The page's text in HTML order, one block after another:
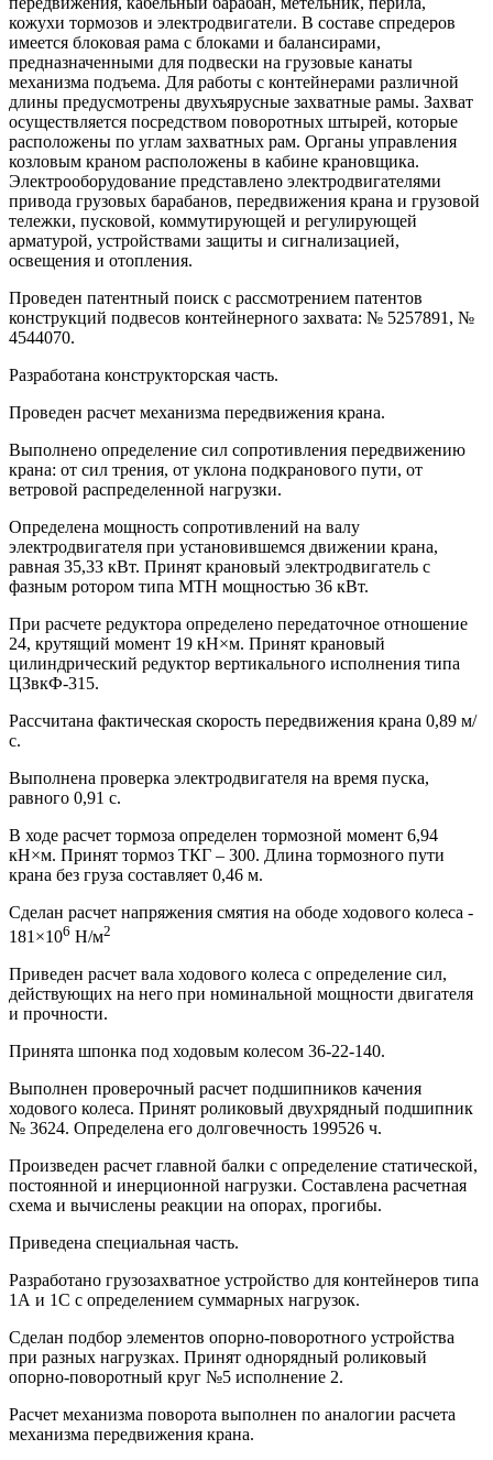
кожухи тормозов и электродвигатели. В составе спредеров
имеется блоковая рама с блоками и балансирами,
предназначенными для подвески на грузовые канаты
механизма подъема. Для работы с контейнерами различной
длины предусмотрены двухъярусные захватные рамы. Захват
осуществляется посредством поворотных штырей, которые
расположены по углам захватных рам. Органы управления
козловым краном расположены в кабине крановщика.
Электрооборудование представлено электродвигателями
привода грузовых барабанов, передвижения крана и грузовой
тележки, пусковой, коммутирующей и регулирующей
арматурой, устройствами защиты и сигнализацией,
освещения и отопления.
Проведен патентный поиск с рассмотрением патентов
конструкций подвесов контейнерного захвата: № 5257891, №
4544070.
Разработана конструкторская часть.
Проведен расчет механизма передвижения крана.
Выполнено определение сил сопротивления передвижению
крана: от сил трения, от уклона подкранового пути, от
ветровой распределенной нагрузки.
Определена мощность сопротивлений на валу
электродвигателя при установившемся движении крана,
равная 35,33 кВт. Принят крановый электродвигатель с
фазным ротором типа МТН мощностью 36 кВт.
При расчете редуктора определено передаточное отношение
24, крутящий момент 19 кН×м. Принят крановый
цилиндрический редуктор вертикального исполнения типа
ЦЗвкФ-315.
Рассчитана фактическая скорость передвижения крана 0,89 м/
с.
Выполнена проверка электродвигателя на время пуска,
равного 0,91 с.
В ходе расчет тормоза определен тормозной момент 6,94
кН×м. Принят тормоз ТКГ – 300. Длина тормозного пути
крана без груза составляет 0,46 м.
Сделан расчет напряжения смятия на ободе ходового колеса -
181×106 Н/м2
Приведен расчет вала ходового колеса с определение сил,
действующих на него при номинальной мощности двигателя
и прочности.
Принята шпонка под ходовым колесом 36-22-140.
Выполнен проверочный расчет подшипников качения
ходового колеса. Принят роликовый двухрядный подшипник
№ 3624. Определена его долговечность 199526 ч.
Произведен расчет главной балки с определение статической,
постоянной и инерционной нагрузки. Составлена расчетная
схема и вычислены реакции на опорах, прогибы.
Приведена специальная часть.
Разработано грузозахватное устройство для контейнеров типа
1А и 1С с определением суммарных нагрузок.
Сделан подбор элементов опорно-поворотного устройства
при разных нагрузках. Принят однорядный роликовый
опорно-поворотный круг №5 исполнение 2.
Расчет механизма поворота выполнен по аналогии расчета
механизма передвижения крана.